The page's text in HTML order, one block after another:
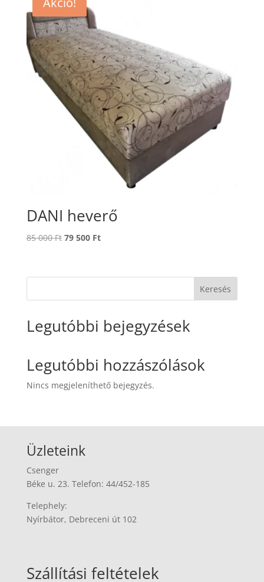
DANI heverő
85 000Ft Original
85
79 500 FtCurrent
79
Keresés
Legutóbbi bejegyzések
Legutóbbi hozzászólások
Nincs megjeleníthető bejegyzés.
Üzleteink
Csenger
Béke u. 23. Telefon: 44/452-185
Telephely:
Nyírbátor, Debreceni út 102
Szállítási feltételek